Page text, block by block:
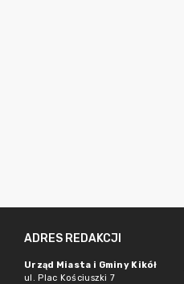
ADRES REDAKCJI
Urząd Miasta i Gminy Kikół
ul. Plac Kościuszki 7